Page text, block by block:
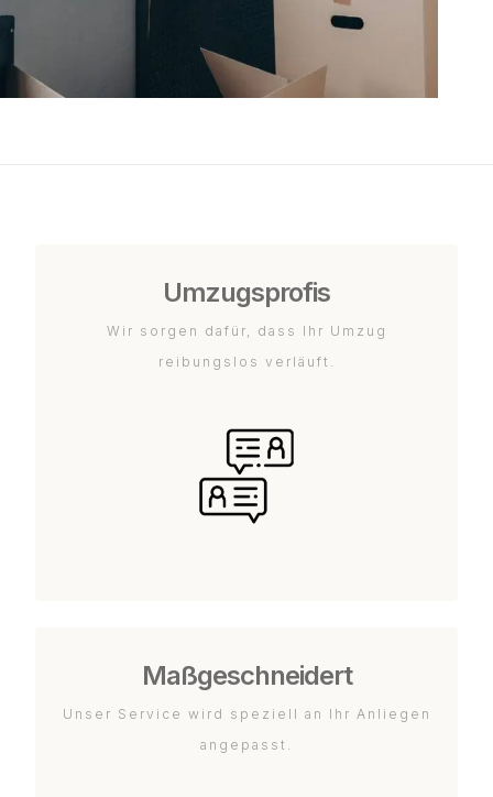
Umzugsprofis
Wir sorgen dafür, dass Ihr Umzug
reibungslos verläuft.
Maßgeschneidert
Unser Service wird speziell an Ihr Anliegen
angepasst.